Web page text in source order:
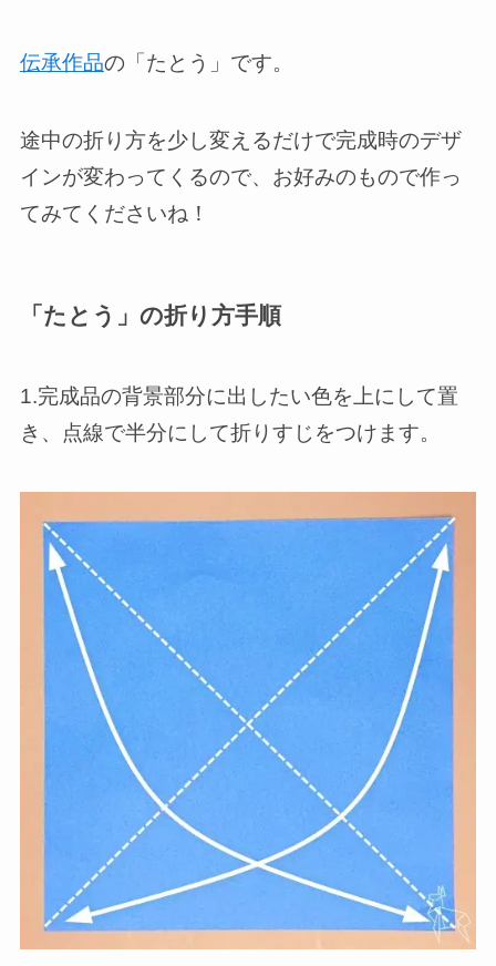
伝承作品の「たとう」です。
途中の折り方を少し変えるだけで完成時のデザ
インが変わってくるので、お好みのもので作っ
てみてくださいね！
「たとう」の折り方手順
1.完成品の背景部分に出したい色を上にして置
き、点線で半分にして折りすじをつけます。